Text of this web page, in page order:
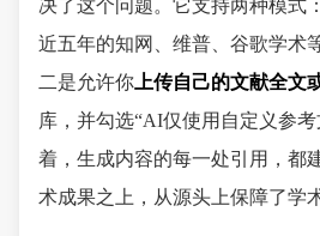
决了这个问题。它支持两种模式
近五年的知网、维普、谷歌学术
二是允许你 上传自己的文献全文
库，并勾选“AI仅使用自定义参
着，生成内容的每一处引用，都
术成果之上，从源头上保障了学